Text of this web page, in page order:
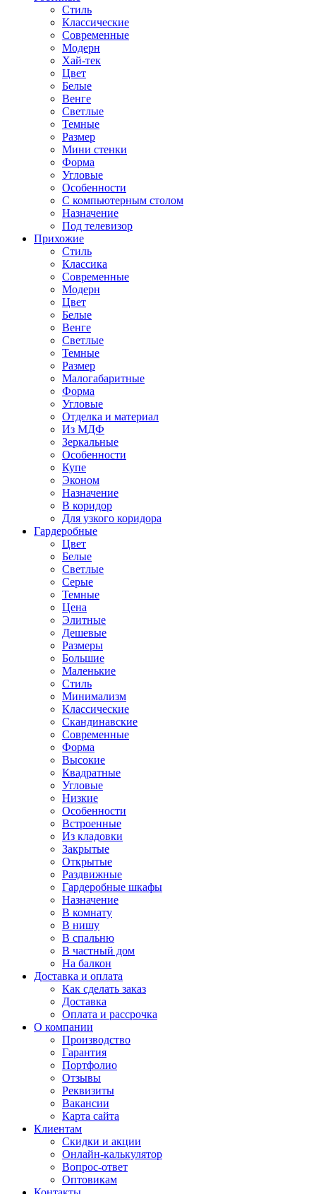
Стиль
Классические
Современные
Модерн
Хай-тек
Цвет
Белые
Венге
Светлые
Темные
Размер
Мини стенки
Форма
Угловые
Особенности
С компьютерным столом
Назначение
Под телевизор
Прихожие
Стиль
Классика
Современные
Модерн
Цвет
Белые
Венге
Светлые
Темные
Размер
Малогабаритные
Форма
Угловые
Отделка и материал
Из МДФ
Зеркальные
Особенности
Купе
Эконом
Назначение
В коридор
Для узкого коридора
Гардеробные
Цвет
Белые
Светлые
Серые
Темные
Цена
Элитные
Дешевые
Размеры
Большие
Маленькие
Стиль
Минимализм
Классические
Скандинавские
Современные
Форма
Высокие
Квадратные
Угловые
Низкие
Особенности
Встроенные
Из кладовки
Закрытые
Открытые
Раздвижные
Гардеробные шкафы
Назначение
В комнату
В нишу
В спальню
В частный дом
На балкон
Доставка и оплата
Как сделать заказ
Доставка
Оплата и рассрочка
О компании
Производство
Гарантия
Портфолио
Отзывы
Реквизиты
Вакансии
Карта сайта
Клиентам
Скидки и акции
Онлайн-калькулятор
Вопрос-ответ
Оптовикам